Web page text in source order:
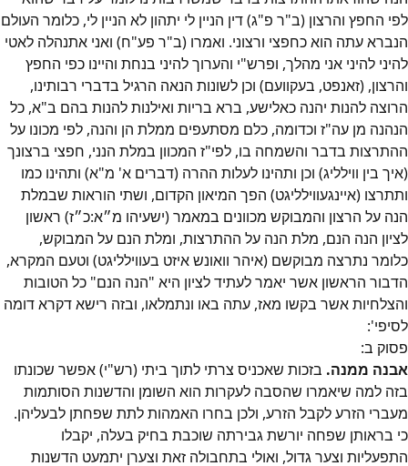
לפי החפץ והרצון (ב"ר פ"ג) דין הניין לי יתהון לא הניין לי, כלומר העולם
הנברא עתה הוא כחפצי ורצוני. ואמרו (ב"ר פע"ח) ואני אתנהלה לאטי
להיני להיני אני מהלך, ופרש"י והערוך להיני בנחת והיינו כפי החפץ
והרצון, (זאנפט, בעקוועם) וכן לשונות הנאה הרגיל בדברי רבותינו,
הרוצה להנות יהנה כאלישע, ברא בריות ואילנות להנות בהם ב"א, כל
הנהנה מן עה"ז וכדומה, כלם מסתעפים ממלת הן והנה, לפי מכונו על
ההתרצות בדבר והשמחה בו, לפי"ז המכוון במלת הנני, חפצי ברצונך
(איך בין ווילליג) וכן ותהינו לעלות ההרה (דברים א' מ"א) ותהינו כמו
ותתרצו (איינגעווילליגט) הפך המיאון הקדום, ושתי הוראות שבמלת
הנה על הרצון והמבוקש מכוונים במאמר (ישעיהו מ״א:כ״ז) ראשון
לציון הנה הנם, מלת הנה על ההתרצות, ומלת הנם על המבוקש,
כלומר נתרצה מבוקשם (איהר וואונש איזט בעווילליגט) וטעם המקרא,
הדבור הראשון אשר יאמר לעתיד לציון היא "הנה הנם" כל הטובות
והצלחיות אשר בקשו מאז, עתה באו ונתמלאו, ובזה רישא דקרא דומה
לסיפי':
פסוק ב:
אבנה ממנה. בזכות שאכניס צרתי לתוך ביתי (רש"י) אפשר שכונתו
בזה למה שיאמרו שהסבה לעקרות הוא השומן והדשנות הסותמות
מעברי הזרע לקבל הזרע, ולכן בחרו האמהות לתת שפחתן לבעליהן.
כי בראותן שפחה יורשת גבירתה שוכבת בחיק בעלה, יקבלו
התפעליות וצער גדול, ואולי בתחבולה זאת וצערן יתמעט הדשנות